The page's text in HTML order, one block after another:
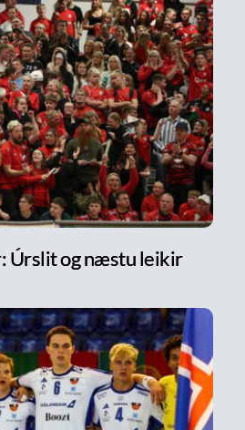
Úrslit og næstu leikir